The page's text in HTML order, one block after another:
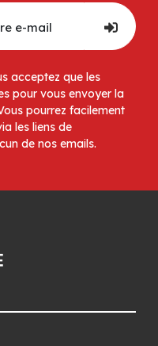
acceptez que les
pour vous envoyer la
pourrez facilement
les liens de
de nos emails.